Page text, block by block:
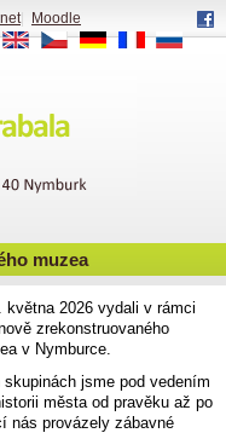
muzea
května 2026 vydali v rámci
zrekonstruovaného
v Nymburce.
jsme pod vedením
města od pravěku až po
nás provázely zábavné
|
Moodle
EN
CS DE FR RU